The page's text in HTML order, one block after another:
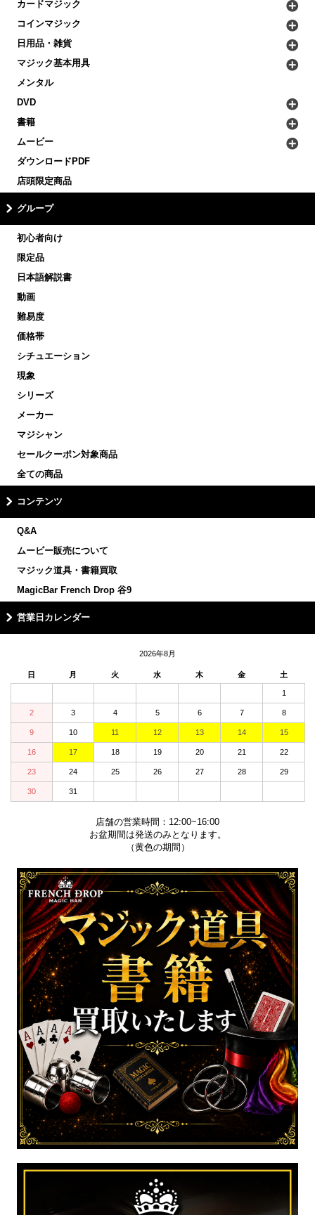
カードマジック
コインマジック
日用品・雑貨
マジック基本用具
メンタル
DVD
書籍
ムービー
ダウンロードPDF
店頭限定商品
グループ
初心者向け
限定品
日本語解説書
動画
難易度
価格帯
シチュエーション
現象
シリーズ
メーカー
マジシャン
セールクーポン対象商品
全ての商品
コンテンツ
Q&A
ムービー販売について
マジック道具・書籍買取
MagicBar French Drop 谷9
営業日カレンダー
2026年8月
日 月 火 水 木 金 土
1
2 3 4 5 6 7 8
9 10 11 12 13 14 15
16 17 18 19 20 21 22
23 24 25 26 27 28 29
30 31
店舗の営業時間：12:00~16:00
お盆期間は発送のみとなります。
（黄色の期間）